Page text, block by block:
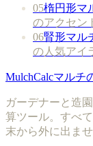
05楕円形マ
のアクセン
06腎形マル
の人気アイ
MulchCalcマルチ
ガーデナーと造
算ツール。すべ
末から外に出ませ